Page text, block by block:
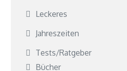
Leckeres
Jahreszeiten
Tests/Ratgeber
Bücher